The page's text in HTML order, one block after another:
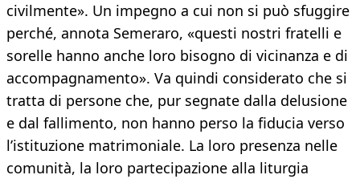
civilmente». Un impegno a cui non si può sfuggire
perché, annota Semeraro, «questi nostri fratelli e
sorelle hanno anche loro bisogno di vicinanza e di
accompagnamento». Va quindi considerato che si
tratta di persone che, pur segnate dalla delusione
e dal fallimento, non hanno perso la fiducia verso
l’istituzione matrimoniale. La loro presenza nelle
comunità, la loro partecipazione alla liturgia